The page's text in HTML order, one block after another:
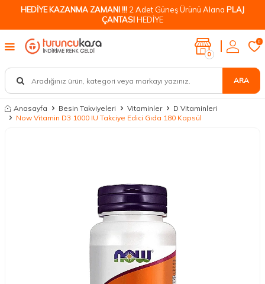
HEDİYE KAZANMA ZAMANI !!! 2 Adet Güneş Ürünü Alana PLAJ
ÇANTASIHEDİYE
ARA
0
0
Anasayfa Besin Takviyeleri Vitaminler
D Vitaminleri
Now Vitamin D3 1000 IU Takciye Edici Gıda 180 Kapsül